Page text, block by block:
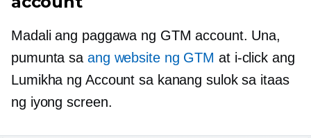
Madali ang paggawa ng GTM account. Una,
pumunta sa ang website ng GTM at i-click ang
Lumikha ng Account sa kanang sulok sa itaas
ng iyong screen.